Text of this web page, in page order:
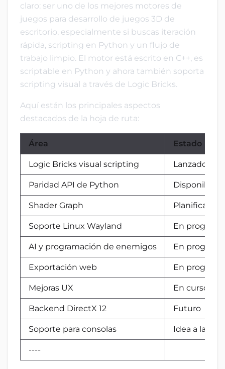
claro: ser uno de los mejores motores de
juegos para desarrollo de juegos 3D de
escritorio, especialmente si buscas iteración
rápida, scripting en Python y un flujo de
trabajo limpio. El motor está escrito en C++, es
scriptable en Python y ahora también soporta
scripting visual a través de Logic Bricks.
Aquí están los principales aspectos
destacados de la hoja de ruta:
Área Estado
Logic Bricks visual scripting Lanzado en
Paridad API de Python Disponible
Shader Graph Planificado
Soporte Linux Wayland En progreso
AI y programación de enemigos En progreso
Exportación web En progreso
Mejoras UX En curso
Backend DirectX 12 Futuro
Soporte para consolas Idea a largo
----